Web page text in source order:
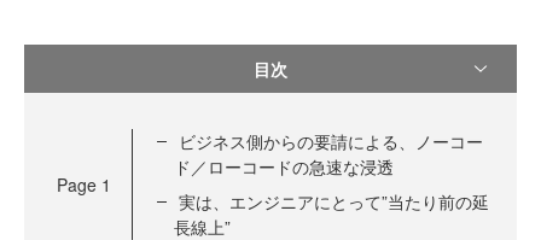
目次
Page 1
ビジネス側からの要請による、ノーコー
ド／ローコードの急速な浸透
実は、エンジニアにとって”当たり前の延
長線上”